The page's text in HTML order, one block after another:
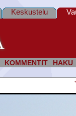
KOMMENTIT HAKU
Keskustelu